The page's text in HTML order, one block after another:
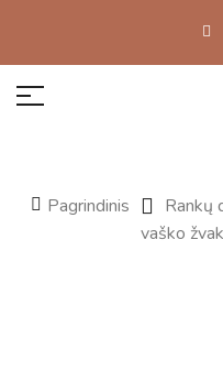
Pagrindinis Rankų
vaško